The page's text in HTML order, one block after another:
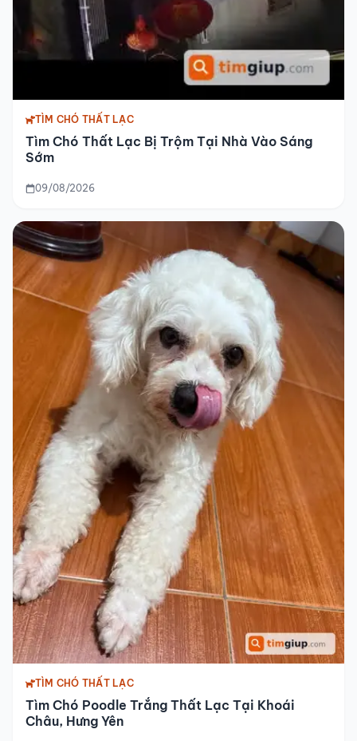
TÌM CHÓ THẤT LẠC
Tìm Chó Thất Lạc Bị Trộm Tại Nhà Vào Sáng
Sớm
09/08/2026
TÌM CHÓ THẤT LẠC
Tìm Chó Poodle Trắng Thất Lạc Tại Khoái
Châu, Hưng Yên